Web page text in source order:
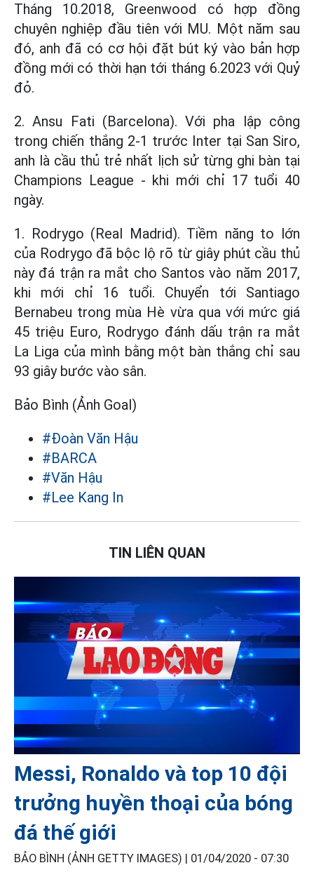
Tháng 10.2018, Greenwood có hợp đồng
chuyên nghiệp đầu tiên với MU. Một năm sau
đó, anh đã có cơ hội đặt bút ký vào bản hợp
đồng mới có thời hạn tới tháng 6.2023 với Quỷ
đỏ.
2. Ansu Fati (Barcelona). Với pha lập công
trong chiến thắng 2-1 trước Inter tại San Siro,
anh là cầu thủ trẻ nhất lịch sử từng ghi bàn tại
Champions League - khi mới chỉ 17 tuổi 40
ngày.
1. Rodrygo (Real Madrid). Tiềm năng to lớn
của Rodrygo đã bộc lộ rõ từ giây phút cầu thủ
này đá trận ra mắt cho Santos vào năm 2017,
khi mới chỉ 16 tuổi. Chuyển tới Santiago
Bernabeu trong mùa Hè vừa qua với mức giá
45 triệu Euro, Rodrygo đánh dấu trận ra mắt
La Liga của mình bằng một bàn thắng chỉ sau
93 giây bước vào sân.
Bảo Bình (Ảnh Goal)
#Đoàn Văn Hậu
#BARCA
#Văn Hậu
#Lee Kang In
TIN LIÊN QUAN
Messi, Ronaldo và top 10 đội
trưởng huyền thoại của bóng
đá thế giới
BẢO BÌNH (ẢNH GETTY IMAGES) | 01/04/2020 - 07:30